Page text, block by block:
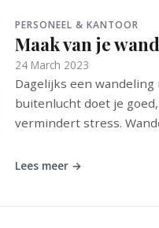
PERSONEEL & KANTOOR
Maak van je
24 March 2023
Dagelijks een
buitenlucht doet je
vermindert stress.
Lees meer →